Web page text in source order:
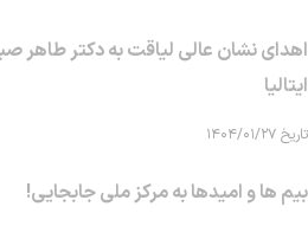
اهدای نشان عالی لیاقت به دکتر طاهر
ایتالیا
تاریخ ۱۴۰۴/۰۱/۲۷
بیم ها و امیدها به مرکز ملی جابجایی!